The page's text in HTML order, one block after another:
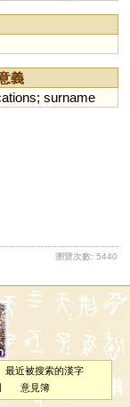
義
; surname
瀏覽次數: 5440
最近被搜索的漢字
意見簿